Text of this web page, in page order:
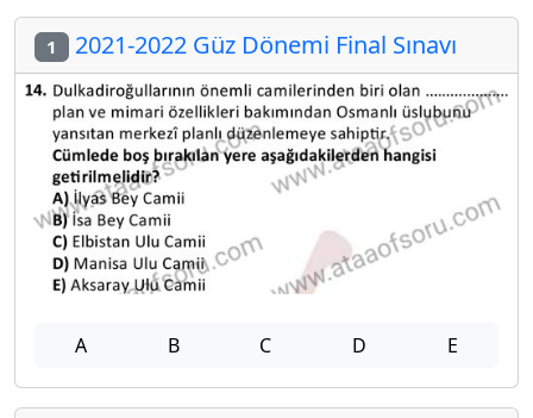
1 2021-2022 Güz Dönemi Final Sınavı
A B C D E